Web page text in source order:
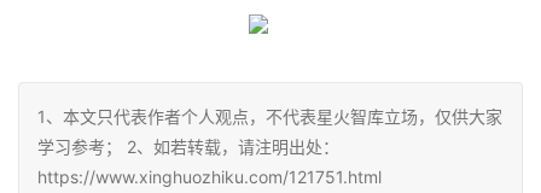
1、本文只代表作者个人观点，不代表星火智库立场，仅供大家
学习参考； 2、如若转载，请注明出处：
https://www.xinghuozhiku.com/121751.html